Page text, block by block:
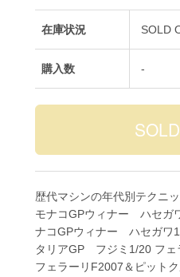
在庫状況 SOLD
購入数 -
歴代マシンの年代別テクニ
モナコGPウィナー ハセガ
ナコGPウィナー ハセガワ
タリアGP フジミ1/20 フ
フェラーリF2007＆ピット